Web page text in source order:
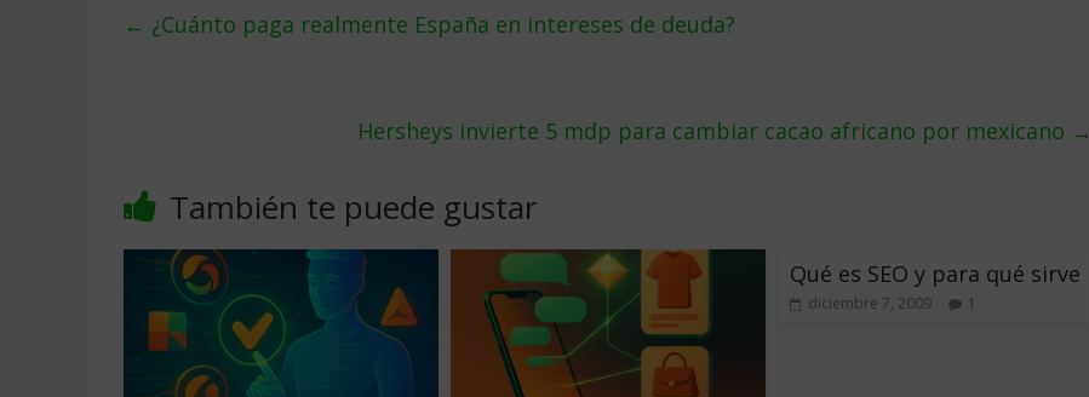
← ¿Cuánto paga realmente España en intereses de deuda?
Hersheys invierte 5 mdp para cambiar cacao africano por mexicano →
También te puede gustar
Qué es SEO y para qué sirve
diciembre 7, 2009 1